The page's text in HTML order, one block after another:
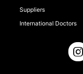
Suppliers
International Doctors